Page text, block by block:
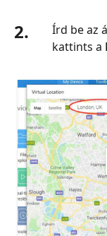
2.
Írd be az
kattints a